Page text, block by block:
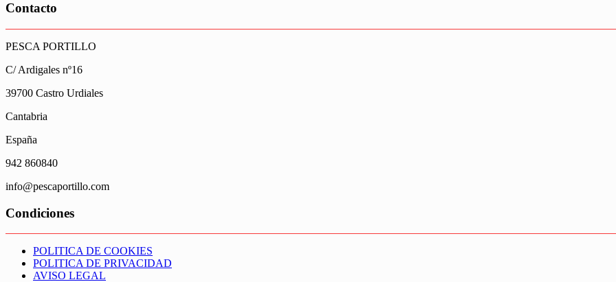
Contacto
PESCA PORTILLO
C/ Ardigales nº16
39700 Castro Urdiales
Cantabria
España
942 860840
info@pescaportillo.com
Condiciones
POLITICA DE COOKIES
POLITICA DE PRIVACIDAD
AVISO LEGAL